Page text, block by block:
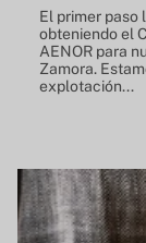
El primer paso
obteniendo el
AENOR para
Zamora.
explotación...